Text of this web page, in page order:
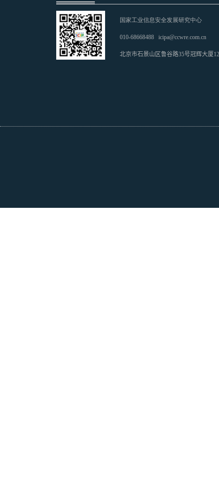
国家工业信息安全发展研究中心
010-68668488 icipa@ccwre.com.cn
北京市石景山区鲁谷路35号冠辉大厦